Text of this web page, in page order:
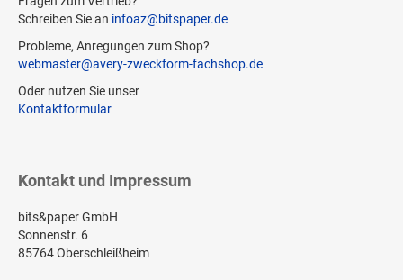
Schreiben Sie an infoaz@bitspaper.de
Probleme, Anregungen zum Shop?
webmaster@avery-zweckform-fachshop.de
Oder nutzen Sie unser
Kontaktformular
Kontakt und Impressum
bits&paper GmbH
Sonnenstr. 6
85764 Oberschleißheim